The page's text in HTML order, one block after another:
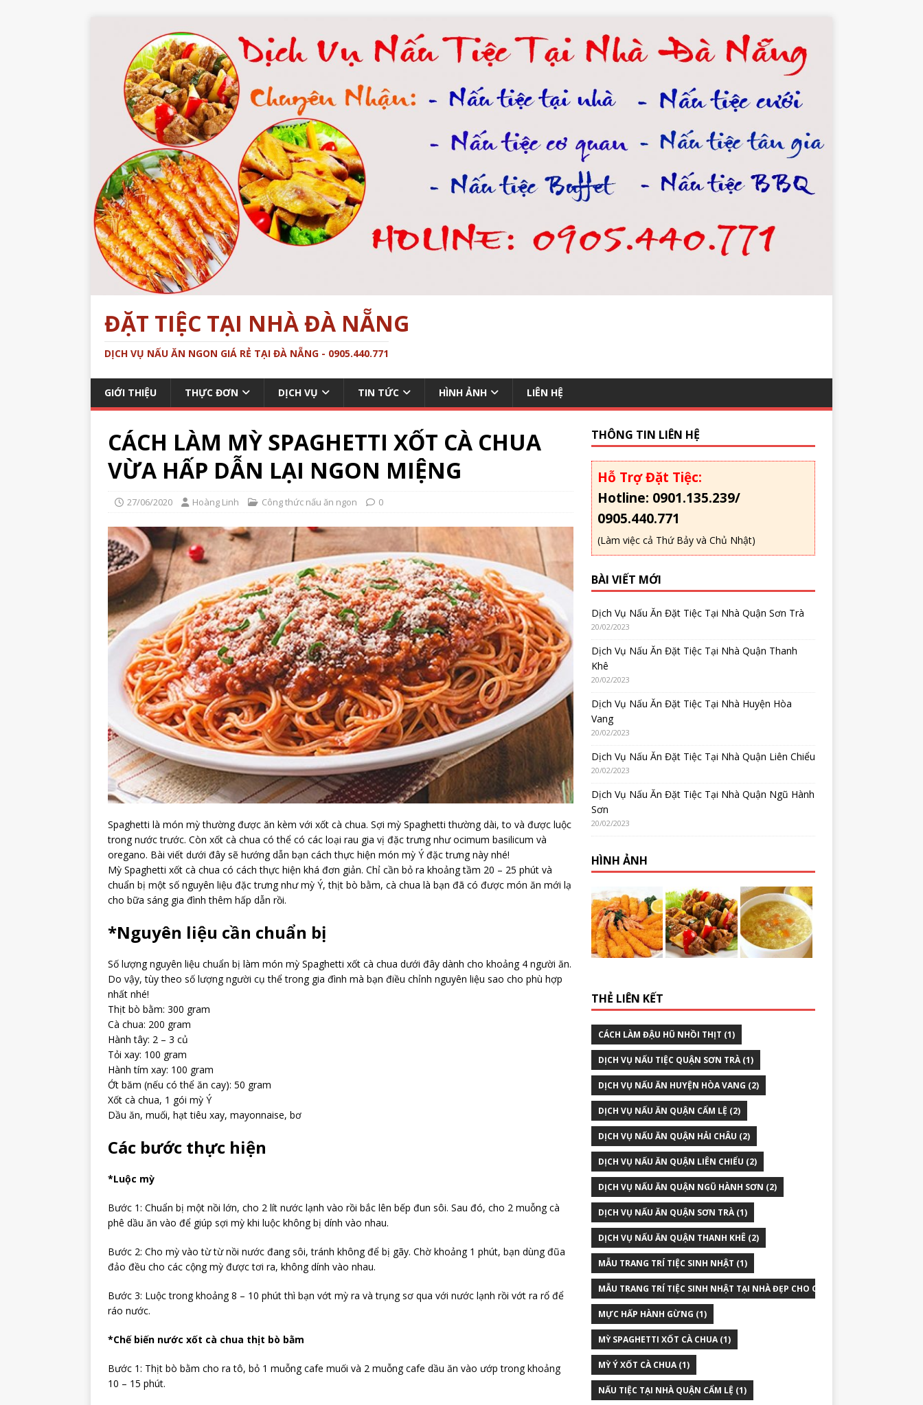
ĐẶT TIỆC TẠI NHÀ ĐÀ NẴNG
DỊCH VỤ NẤU ĂN NGON GIÁ RẺ TẠI ĐÀ NẴNG - 0905.440.771
GIỚI THIỆU THỰC ĐƠN DỊCH VỤ TIN TỨC HÌNH ẢNH LIÊN HỆ
CÁCH LÀM MỲ SPAGHETTI XỐT CÀ CHUA
VỪA HẤP DẪN LẠI NGON MIỆNG
27/06/2020 Hoàng Linh Công thức nấu ăn ngon 0
Spaghetti là món mỳ thường được ăn kèm với xốt cà chua. Sợi mỳ Spaghetti thường dài, to và được luộc
trong nước trước. Còn xốt cà chua có thể có các loại rau gia vị đặc trưng như ocimum basilicum và
oregano. Bài viết dưới đây sẽ hướng dẫn bạn cách thực hiện món mỳ Ý đặc trưng này nhé!
Mỳ Spaghetti xốt cà chua có cách thực hiện khá đơn giản. Chỉ cần bỏ ra khoảng tầm 20 – 25 phút và
chuẩn bị một số nguyên liệu đặc trưng như mỳ Ý, thịt bò bằm, cà chua là bạn đã có được món ăn mới lạ
cho bữa sáng gia đình thêm hấp dẫn rồi.
*Nguyên liệu cần chuẩn bị
Số lượng nguyên liệu chuẩn bị làm món mỳ Spaghetti xốt cà chua dưới đây dành cho khoảng 4 người ăn.
Do vậy, tùy theo số lượng người cụ thể trong gia đình mà bạn điều chỉnh nguyên liệu sao cho phù hợp
nhất nhé!
Thịt bò bằm: 300 gram
Cà chua: 200 gram
Hành tây: 2 – 3 củ
Tỏi xay: 100 gram
Hành tím xay: 100 gram
Ớt băm (nếu có thể ăn cay): 50 gram
Xốt cà chua, 1 gói mỳ Ý
Dầu ăn, muối, hạt tiêu xay, mayonnaise, bơ
Các bước thực hiện
*Luộc mỳ
Bước 1: Chuẩn bị một nồi lớn, cho 2 lít nước lạnh vào rồi bắc lên bếp đun sôi. Sau đó, cho 2 muỗng cà
phê dầu ăn vào để giúp sợi mỳ khi luộc không bị dính vào nhau.
Bước 2: Cho mỳ vào từ từ nồi nước đang sôi, tránh không để bị gãy. Chờ khoảng 1 phút, bạn dùng đũa
đảo đều cho các cộng mỳ được tơi ra, không dính vào nhau.
Bước 3: Luộc trong khoảng 8 – 10 phút thì bạn vớt mỳ ra và trụng sơ qua với nước lạnh rồi vớt ra rổ để
ráo nước.
*Chế biến nước xốt cà chua thịt bò bằm
Bước 1: Thịt bò bằm cho ra tô, bỏ 1 muỗng cafe muối và 2 muỗng cafe dầu ăn vào ướp trong khoảng
10 – 15 phút.
THÔNG TIN LIÊN HỆ
Hỗ Trợ Đặt Tiệc:
Hotline: 0901.135.239/
0905.440.771
(Làm việc cả Thứ Bảy và Chủ Nhật)
BÀI VIẾT MỚI
Dịch Vụ Nấu Ăn Đặt Tiệc Tại Nhà Quận Sơn Trà
20/02/2023
Dịch Vụ Nấu Ăn Đặt Tiệc Tại Nhà Quận Thanh
Khê
20/02/2023
Dịch Vụ Nấu Ăn Đặt Tiệc Tại Nhà Huyện Hòa
Vang
20/02/2023
Dịch Vụ Nấu Ăn Đặt Tiệc Tại Nhà Quận Liên Chiểu
20/02/2023
Dịch Vụ Nấu Ăn Đặt Tiệc Tại Nhà Quận Ngũ Hành
Sơn
20/02/2023
HÌNH ẢNH
THẺ LIÊN KẾT
CÁCH LÀM ĐẬU HŨ NHỒI THỊT (1)
DỊCH VỤ NẤU TIỆC QUẬN SƠN TRÀ(1)
DỊCH VỤ NẤU ĂN HUYỆN HÒA VANG (2)
DỊCH VỤ NẤU ĂN QUẬN CẨM LỆ (2)
DỊCH VỤ NẤU ĂN QUẬN HẢI CHÂU (2)
DỊCH VỤ NẤU ĂN QUẬN LIÊN CHIỂU (2)
DỊCH VỤ NẤU ĂN QUẬN NGŨ HÀNH SƠN (2)
DỊCH VỤ NẤU ĂN QUẬN SƠN TRÀ(1)
DỊCH VỤ NẤU ĂN QUẬN THANH KHÊ (2)
MẪU TRANG TRÍ TIỆC SINH NHẬT (1)
MẪU TRANG TRÍ TIỆC SINH NHẬT TẠI NHÀ ĐẸP CHO CON
MỰC HẤP HÀNH GỪNG (1)
MỲ SPAGHETTI XỐT CÀ CHUA(1)
MỲ Ý XỐT CÀ CHUA(1)
NẤU TIỆC TẠI NHÀ QUẬN CẨM LỆ (1)